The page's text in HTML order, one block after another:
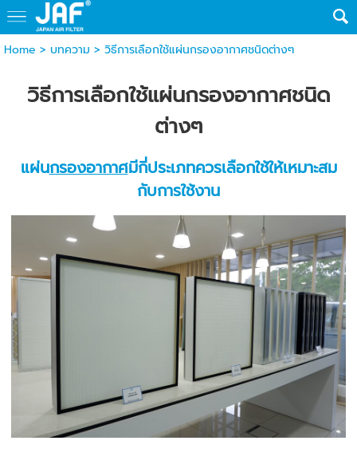
Home > บทความ > วิธีการเลือกใช้แผ่นกรองอากาศชนิดต่างๆ
วิธีการเลือกใช้แผ่นกรองอากาศชนิด
ต่างๆ
แผ่นกรองอากาศมีกี่ประเภทควรเลือกใช้ให้เหมาะสม
กับการใช้งาน